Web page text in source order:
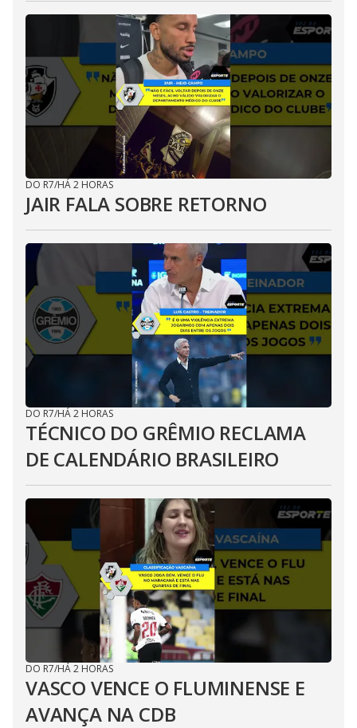
DO R7/HÁ 2 HORAS
JAIR FALA SOBRE RETORNO
DO R7/HÁ 2 HORAS
TÉCNICO DO GRÊMIO RECLAMA
DE CALENDÁRIO BRASILEIRO
DO R7/HÁ 2 HORAS
VASCO VENCE O FLUMINENSE E
AVANÇA NA CDB